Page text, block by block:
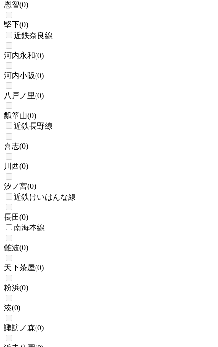
恩智(0)
堅下(0)
近鉄奈良線
河内永和(0)
河内小阪(0)
八戸ノ里(0)
瓢箪山(0)
近鉄長野線
喜志(0)
川西(0)
汐ノ宮(0)
近鉄けいはんな線
長田(0)
南海本線
難波(0)
天下茶屋(0)
粉浜(0)
湊(0)
諏訪ノ森(0)